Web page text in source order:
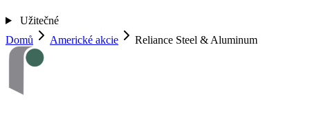
Užitečné
Domů
Americké akcie Reliance Steel & Aluminum